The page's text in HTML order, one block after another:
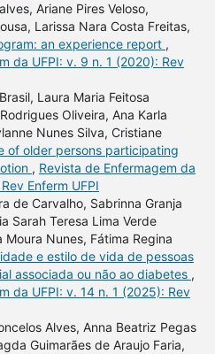
Ariane Pires Veloso,
Larissa Nara Costa Freitas,
an experience report ,
da UFPI: v. 9 n. 1 (2020): Rev
Laura Maria Feitosa
Oliveira, Ana Karla
Nunes Silva, Cristiane
of older persons participating
, Revista de Enfermagem da
Enferm UFPI
de Carvalho, Sabrinna Granja
Sarah Teresa Lima Verde
Moura Nunes, Fátima Regina
e estilo de vida de pessoas
associada ou não ao diabetes ,
da UFPI: v. 14 n. 1 (2025): Rev
Alves, Anna Beatriz Pegas
Guimarães de Araujo Faria,